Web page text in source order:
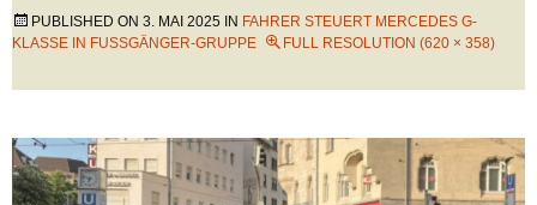
PUBLISHED ON 3. MAI 2025 IN FAHRER STEUERT MERCEDES G-
KLASSE IN FUSSGÄNGER-GRUPPE
FULL RESOLUTION (620 × 358)